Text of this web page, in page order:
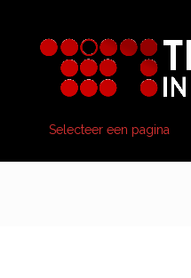
Selecteer een pagina